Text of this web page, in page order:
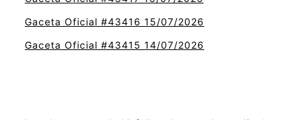
Gaceta Oficial #43416 15/07/2026
Gaceta Oficial #43415 14/07/2026